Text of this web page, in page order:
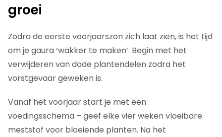
groei
Zodra de eerste voorjaarszon zich laat zien, is het tijd
om je gaura ‘wakker te maken’. Begin met het
verwijderen van dode plantendelen zodra het
vorstgevaar geweken is.
Vanaf het voorjaar start je met een
voedingsschema – geef elke vier weken vloeibare
meststof voor bloeiende planten. Na het